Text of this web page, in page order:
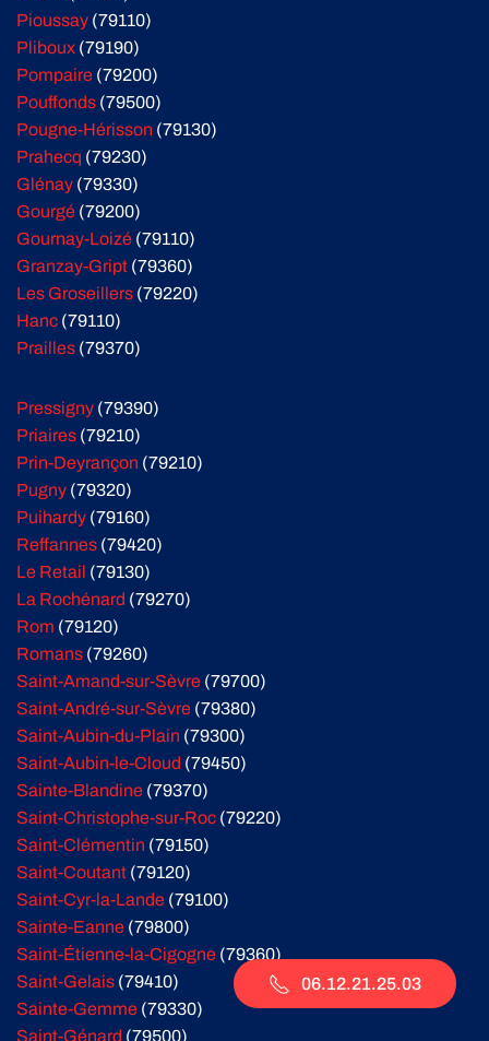
Pioussay (79110)
Pliboux (79190)
Pompaire (79200)
Pouffonds (79500)
Pougne-Hérisson (79130)
Prahecq (79230)
Glénay (79330)
Gourgé (79200)
Gournay-Loizé (79110)
Granzay-Gript (79360)
Les Groseillers (79220)
Hanc (79110)
Prailles (79370)
Pressigny (79390)
Priaires (79210)
Prin-Deyrançon (79210)
Pugny (79320)
Puihardy (79160)
Reffannes (79420)
Le Retail (79130)
La Rochénard (79270)
Rom (79120)
Romans (79260)
Saint-Amand-sur-Sèvre (79700)
Saint-André-sur-Sèvre (79380)
Saint-Aubin-du-Plain (79300)
Saint-Aubin-le-Cloud (79450)
Sainte-Blandine (79370)
Saint-Christophe-sur-Roc (79220)
Saint-Clémentin (79150)
Saint-Coutant (79120)
Saint-Cyr-la-Lande (79100)
Sainte-Eanne (79800)
Saint-Étienne-la-Cigogne (79360)
Saint-Gelais (79410)
Sainte-Gemme (79330)
Saint-Génard (79500)
06.12.21.25.03